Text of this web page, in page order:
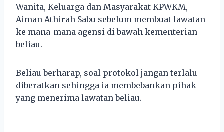
Wanita, Keluarga dan Masyarakat KPWKM,
Aiman Athirah Sabu sebelum membuat lawatan
ke mana-mana agensi di bawah kementerian
beliau.
Beliau berharap, soal protokol jangan terlalu
diberatkan sehingga ia membebankan pihak
yang menerima lawatan beliau.